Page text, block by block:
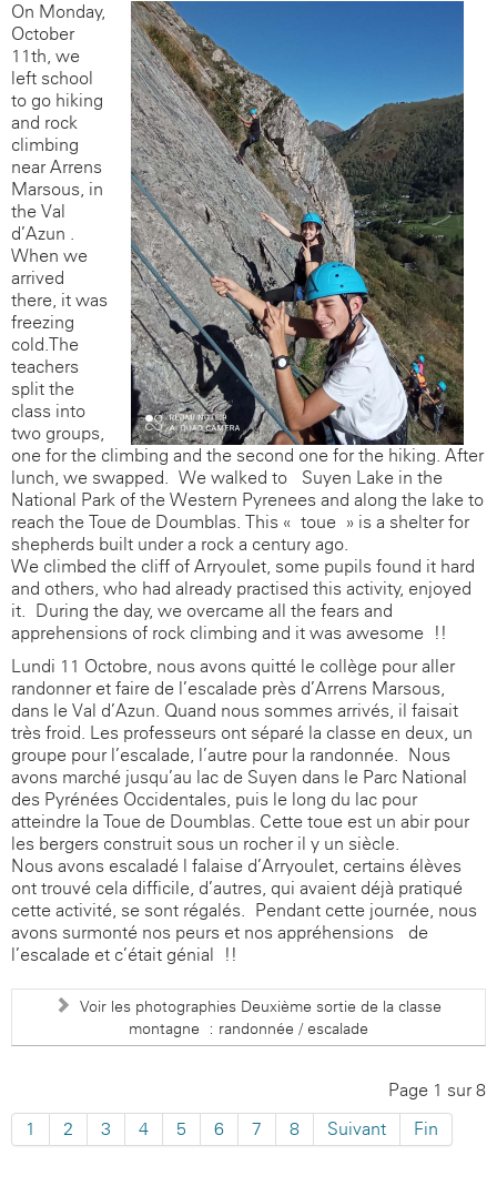
On Monday,
October
11th, we
left school
to go hiking
and rock-
climbing
near Arrens
Marsous, in
the Val
d’Azun .
When we
arrived
there, it was
freezing
cold.The
teachers
split the
class into
two groups,
one for the climbing and the second one for the hiking. After
lunch, we swapped. We walked to Suyen Lake in the
National Park of the Western Pyrenees and along the lake to
reach the Toue de Doumblas. This « toue » is a shelter for
shepherds built under a rock a century ago.
We climbed the cliff of Arryoulet, some pupils found it hard
and others, who had already practised this activity, enjoyed
it. During the day, we overcame all the fears and
apprehensions of rock-climbing and it was awesome !!
Lundi 11 Octobre, nous avons quitté le collège pour aller
randonner et faire de l’escalade près d’Arrens Marsous,
dans le Val d’Azun. Quand nous sommes arrivés, il faisait
très froid. Les professeurs ont séparé la classe en deux, un
groupe pour l’escalade, l’autre pour la randonnée. Nous
avons marché jusqu’au lac de Suyen dans le Parc National
des Pyrénées Occidentales, puis le long du lac pour
atteindre la Toue de Doumblas. Cette toue est un abir pour
les bergers construit sous un rocher il y un siècle.
Nous avons escaladé l falaise d’Arryoulet, certains élèves
ont trouvé cela difficile, d’autres, qui avaient déjà pratiqué
cette activité, se sont régalés. Pendant cette journée, nous
avons surmonté nos peurs et nos appréhensions de
l’escalade et c’était génial !!
Voir les photographies Deuxième sortie de la classe
montagne : randonnée / escalade
Page 1 sur 8
1
2 3 4 5 6 7 8 Suivant Fin